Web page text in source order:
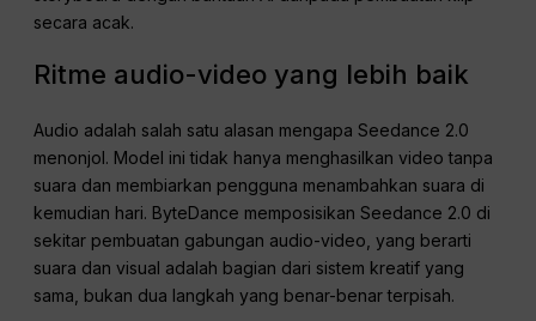
secara acak.
Ritme audio-video yang lebih baik
Audio adalah salah satu alasan mengapa Seedance 2.0
menonjol. Model ini tidak hanya menghasilkan video tanpa
suara dan membiarkan pengguna menambahkan suara di
kemudian hari. ByteDance memposisikan Seedance 2.0 di
sekitar pembuatan gabungan audio-video, yang berarti
suara dan visual adalah bagian dari sistem kreatif yang
sama, bukan dua langkah yang benar-benar terpisah.